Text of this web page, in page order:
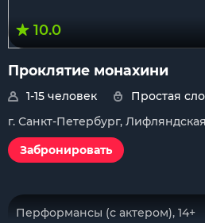
10.0
Проклятие монахини
1-15 человек
Простая
г. Санкт-Петербург,
Забронировать
Перформансы (с актером), 14+